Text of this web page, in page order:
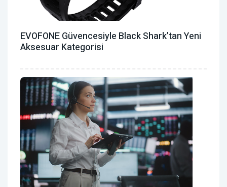
EVOFONE Güvencesiyle Black Shark’tan Yeni
Aksesuar Kategorisi